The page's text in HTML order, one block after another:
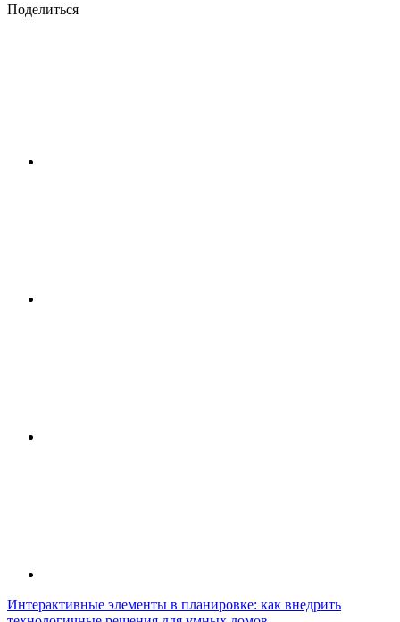
Поделиться
Интерактивные элементы в планировке: как внедрить